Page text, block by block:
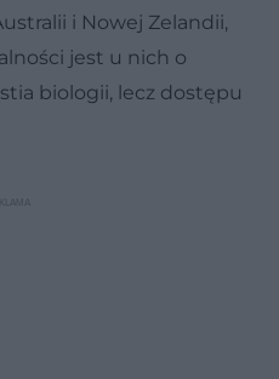
i Nowej Zelandii,
jest u nich o
biologii, lecz dostępu